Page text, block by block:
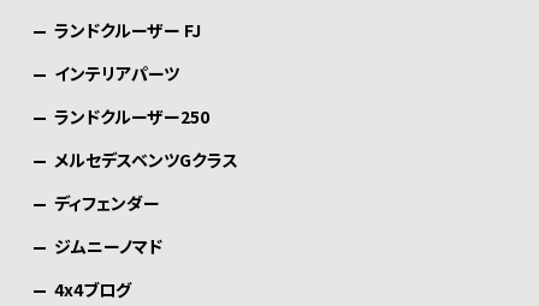
ランドクルーザー FJ
インテリアパーツ
ランドクルーザー250
メルセデスベンツGクラス
ディフェンダー
ジムニーノマド
4x4ブログ